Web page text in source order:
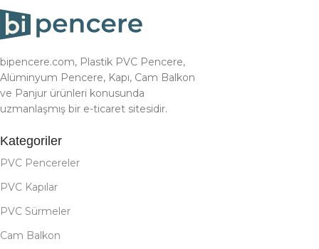
bipencere.com, Plastik PVC Pencere,
Alüminyum Pencere, Kapı, Cam Balkon
ve Panjur ürünleri konusunda
uzmanlaşmış bir e-ticaret sitesidir.
Kategoriler
PVC Pencereler
PVC Kapılar
PVC Sürmeler
Cam Balkon